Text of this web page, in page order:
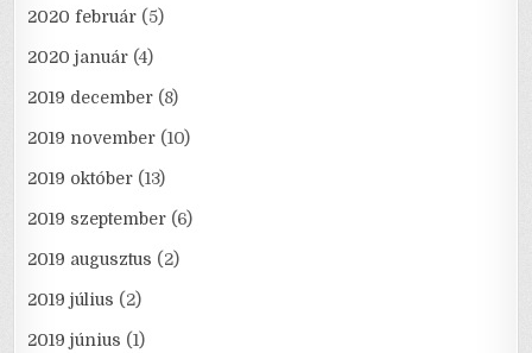
2020 február (5)
2020 január (4)
2019 december (8)
2019 november (10)
2019 október (13)
2019 szeptember (6)
2019 augusztus (2)
2019 július (2)
2019 június (1)